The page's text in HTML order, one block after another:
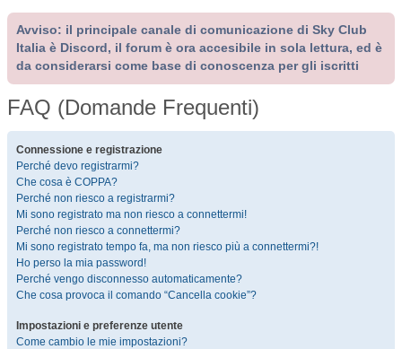
Avviso: il principale canale di comunicazione di Sky Club
Italia è Discord, il forum è ora accesibile in sola lettura, ed è
da considerarsi come base di conoscenza per gli iscritti
FAQ (Domande Frequenti)
Connessione e registrazione
Perché devo registrarmi?
Che cosa è COPPA?
Perché non riesco a registrarmi?
Mi sono registrato ma non riesco a connettermi!
Perché non riesco a connettermi?
Mi sono registrato tempo fa, ma non riesco più a connettermi?!
Ho perso la mia password!
Perché vengo disconnesso automaticamente?
Che cosa provoca il comando “Cancella cookie”?
Impostazioni e preferenze utente
Come cambio le mie impostazioni?